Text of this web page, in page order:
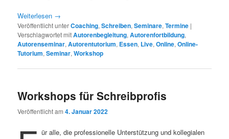
Weiterlesen →
Veröffentlicht unterCoaching,Schreiben,Seminare,Termine |
Verschlagwortet mitAutorenbegleitung,Autorenfortbildung,
Autorenseminar,Autorentutorium, Essen, Live,Online,Online-
Tutorium,Seminar,Workshop
Workshops für Schreibprofis
Veröffentlicht am4. Januar 2022
ür alle, die professionelle Unterstützung und kollegialen